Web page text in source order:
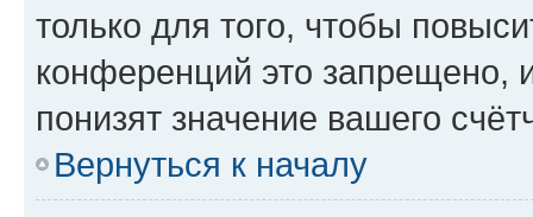
только для того, чтобы
конференций это запрещено,
понизят значение вашего
Вернуться к началу